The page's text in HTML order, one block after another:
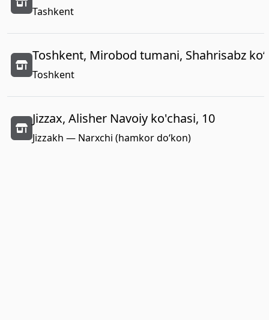
Tashkent
Toshkent, Mirobod tumani, Shahrisabz
Toshkent
Jizzax, Alisher Navoiy ko'chasi, 10
Jizzakh — Narxchi (hamkor do‘kon)